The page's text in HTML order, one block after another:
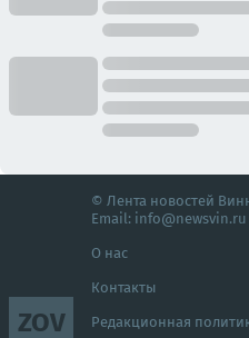
ZOV
© Лента новостей
Email: info@newsvin.ru
О нас
Контакты
Редакционная